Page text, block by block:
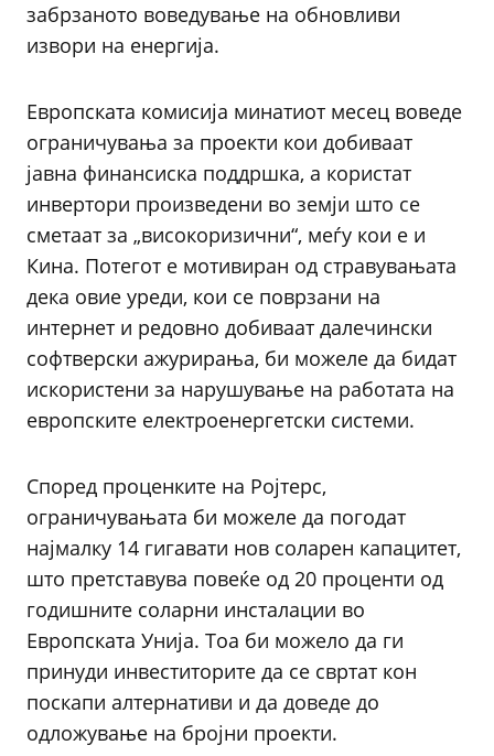
забрзаното воведување на обновливи
извори на енергија.
Европската комисија минатиот месец воведе
ограничувања за проекти кои добиваат
јавна финансиска поддршка, а користат
инвертори произведени во земји што се
сметаат за „високоризични“, меѓу кои е и
Кина. Потегот е мотивиран од стравувањата
дека овие уреди, кои се поврзани на
интернет и редовно добиваат далечински
софтверски ажурирања, би можеле да бидат
искористени за нарушување на работата на
европските електроенергетски системи.
Според проценките на Ројтерс,
ограничувањата би можеле да погодат
најмалку 14 гигавати нов соларен капацитет,
што претставува повеќе од 20 проценти од
годишните соларни инсталации во
Европската Унија. Тоа би можело да ги
принуди инвеститорите да се свртат кон
поскапи алтернативи и да доведе до
одложување на бројни проекти.